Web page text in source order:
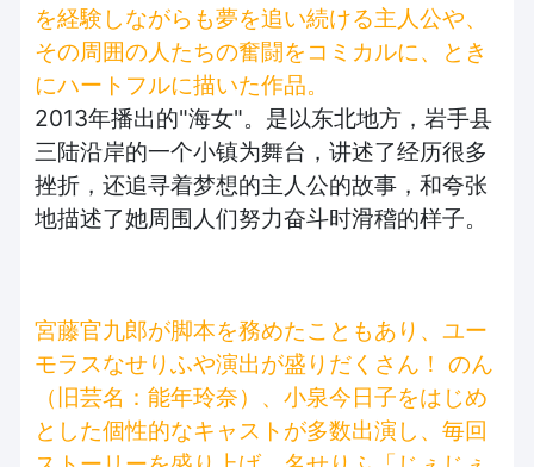
を経験しながらも夢を追い続ける主人公や、
その周囲の人たちの奮闘をコミカルに、とき
にハートフルに描いた作品。
2013年播出的"海女"。是以东北地方，岩手县
三陆沿岸的一个小镇为舞台，讲述了经历很多
挫折，还追寻着梦想的主人公的故事，和夸张
地描述了她周围人们努力奋斗时滑稽的样子。
宮藤官九郎が脚本を務めたこともあり、ユー
モラスなせりふや演出が盛りだくさん！ のん
（旧芸名：能年玲奈）、小泉今日子をはじめ
とした個性的なキャストが多数出演し、毎回